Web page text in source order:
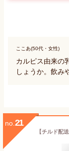
ここあ(50代・女性)
カルピス由来の
しょうか。飲み
no. 21